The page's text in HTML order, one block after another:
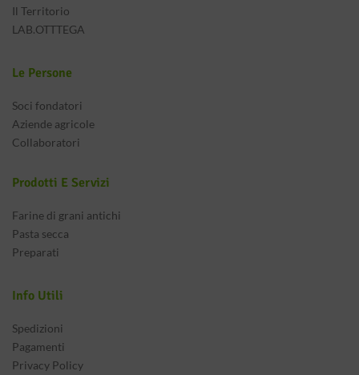
Il Territorio
LAB.OTTTEGA
Le Persone
Soci fondatori
Aziende agricole
Collaboratori
Prodotti E Servizi
Farine di grani antichi
Pasta secca
Preparati
Info Utili
Spedizioni
Pagamenti
Privacy Policy